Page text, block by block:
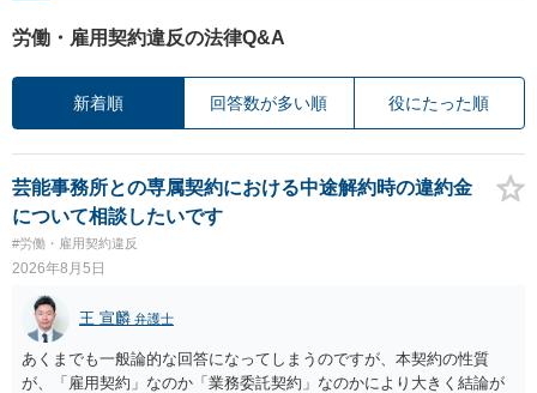
労働・雇用契約違反の法律Q&A
新着順 回答数が多い順 役にたった順
芸能事務所との専属契約における中途解約時の違約金
について相談したいです
#労働・雇用契約違反
2026年8月5日
王 宣麟 弁護士
あくまでも一般論的な回答になってしまうのですが、本契約の性質
が、「雇用契約」なのか「業務委託契約」なのかにより大きく結論が